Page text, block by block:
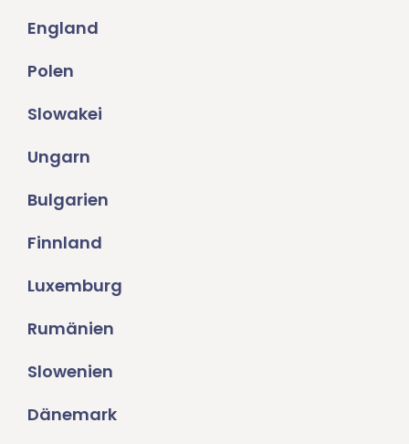
England
Polen
Slowakei
Ungarn
Bulgarien
Finnland
Luxemburg
Rumänien
Slowenien
Dänemark